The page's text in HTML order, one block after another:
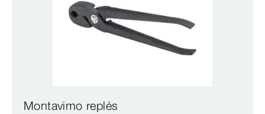
Montavimo replės